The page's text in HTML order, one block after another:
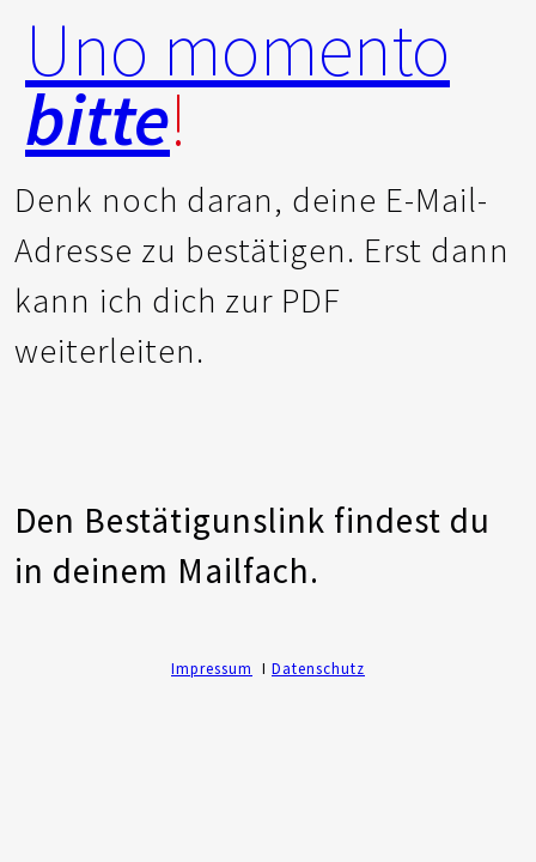
Uno momento
bitte!
Denk noch daran, deine E-Mail-
Adresse zu bestätigen. Erst dann
kann ich dich zur PDF
weiterleiten.
Den Bestätigunslink findest du
in deinem Mailfach.
Impressum I Datenschutz